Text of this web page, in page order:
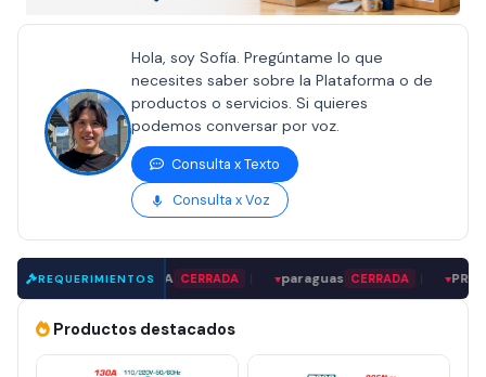
Hola, soy Sofía. Pregúntame lo que
necesites saber sobre la Plataforma o de
productos o servicios. Si quieres
podemos conversar por voz.
Consulta x Texto
Consulta x Voz
REQUERIMIENTOS
DE MADERA CERRADA | ▼paraguas CERRADA | ▼
Productos destacados